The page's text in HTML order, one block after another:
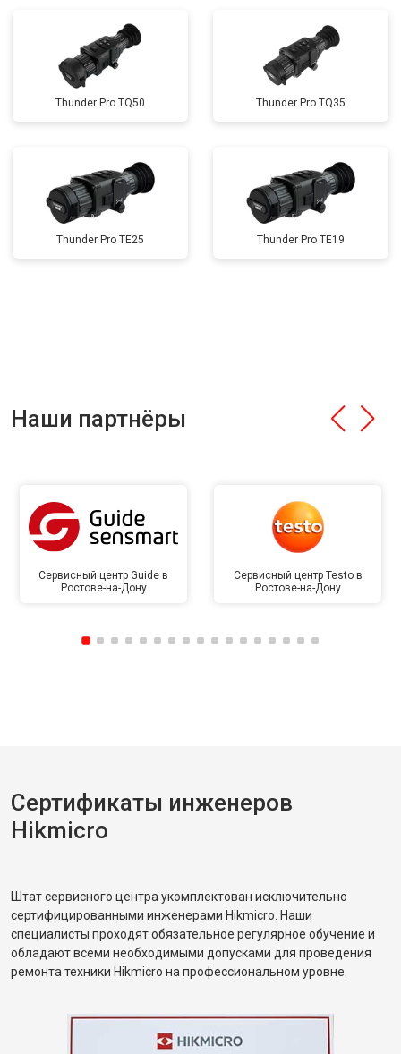
Thunder Pro TQ50 Thunder Pro TQ35
Thunder Pro TE25 Thunder Pro TE19
Наши партнёры
Сервисный центр Guide в
Ростове-на-Дону
Сервисный центр Testo в
Ростове-на-Дону
Сертификаты инженеров
Hikmicro
Штат сервисного центра укомплектован исключительно
сертифицированными инженерами Hikmicro. Наши
специалисты проходят обязательное регулярное обучение и
обладают всеми необходимыми допусками для проведения
ремонта техники Hikmicro на профессиональном уровне.